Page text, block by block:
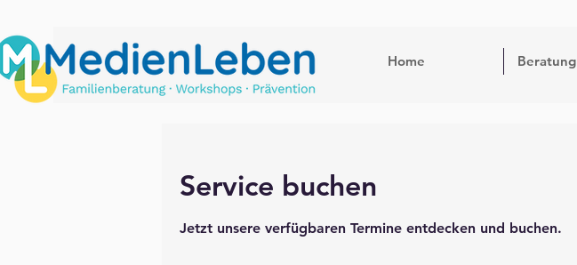
Home Beratung
Service buchen
Jetzt unsere verfügbaren Termine entdecken und buchen.